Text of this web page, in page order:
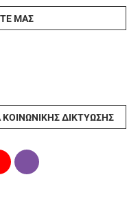
ΜΑΣ
ΔΙΚΤΎΩΣΗΣ